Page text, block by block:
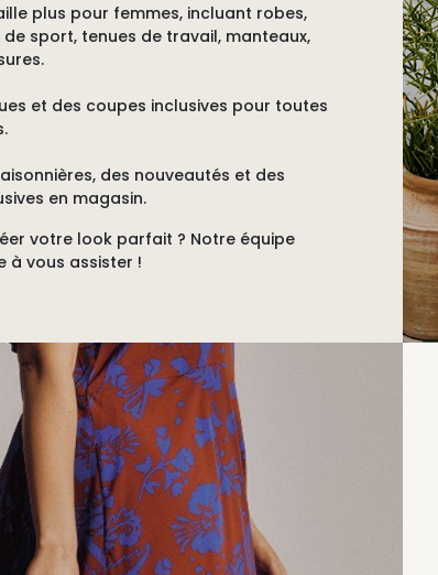
plus pour femmes, incluant robes,
sport, tenues de travail, manteaux,
et des coupes inclusives pour toutes
des nouveautés et des
en magasin.
votre look parfait ? Notre équipe
à vous assister !